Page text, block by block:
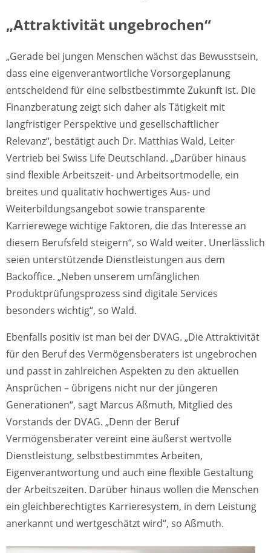
„Attraktivität ungebrochen“
„Gerade bei jungen Menschen wächst das Bewusstsein,
dass eine eigenverantwortliche Vorsorgeplanung
entscheidend für eine selbstbestimmte Zukunft ist. Die
Finanzberatung zeigt sich daher als Tätigkeit mit
langfristiger Perspektive und gesellschaftlicher
Relevanz“, bestätigt auch Dr. Matthias Wald, Leiter
Vertrieb bei Swiss Life Deutschland. „Darüber hinaus
sind flexible Arbeitszeit- und Arbeitsortmodelle, ein
breites und qualitativ hochwertiges Aus- und
Weiterbildungsangebot sowie transparente
Karrierewege wichtige Faktoren, die das Interesse an
diesem Berufsfeld steigern“, so Wald weiter. Unerlässlich
seien unterstützende Dienstleistungen aus dem
Backoffice. „Neben unserem umfänglichen
Produktprüfungsprozess sind digitale Services
besonders wichtig“, so Wald.
Ebenfalls positiv ist man bei der DVAG. „Die Attraktivität
für den Beruf des Vermögensberaters ist ungebrochen
und passt in zahlreichen Aspekten zu den aktuellen
Ansprüchen – übrigens nicht nur der jüngeren
Generationen“, sagt Marcus Aßmuth, Mitglied des
Vorstands der DVAG. „Denn der Beruf
Vermögensberater vereint eine äußerst wertvolle
Dienstleistung, selbstbestimmtes Arbeiten,
Eigenverantwortung und auch eine flexible Gestaltung
der Arbeitszeiten. Darüber hinaus wollen die Menschen
ein gleichberechtigtes Karrieresystem, in dem Leistung
anerkannt und wertgeschätzt wird“, so Aßmuth.